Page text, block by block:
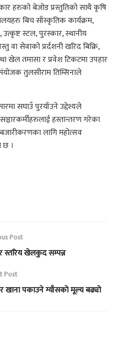
हरुको बेजोड प्रस्तुतिको साथै कृषि
बिच साँस्कृतिक कार्यक्रम,
स्टल, पुरस्कार, स्थानीय
वा सेवाको प्रर्दशनी खरिद बिक्रि,
खेल तमासा र प्रवेश टिकटमा उपहार
तुलसीराम तिम्सिनाले
सघाउँ पुरयाँउने उद्देश्यले
हस्तान्तरण गरेका
लागि महोत्सव
छ ।
Post
स्तरिय खेलकुद सम्पन्न
Post
खाना पकाउने ग्याँसको मूल्य बढ्यो